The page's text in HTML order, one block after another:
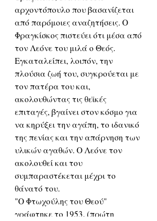
αρχοντόπουλο που βασανίζεται
από παρόμοιες αναζητήσεις. Ο
Φραγκίσκος πιστεύει ότι μέσα από
τον Λεόνε του μιλά ο Θεός.
Εγκαταλείπει, λοιπόν, την
πλούσια ζωή του, συγκρούεται με
τον πατέρα του και,
ακολουθώντας τις θεϊκές
επιταγές, βγαίνει στον κόσμο για
να κηρύξει την αγάπη, το ιδανικό
της πενίας και την απάρνηση των
υλικών αγαθών. Ο Λεόνε τον
ακολουθεί και του
συμπαραστέκεται μέχρι το
θάνατό του.
"Ο Φτωχούλης του Θεού"
γράφτηκε το 1953. (πρώτη